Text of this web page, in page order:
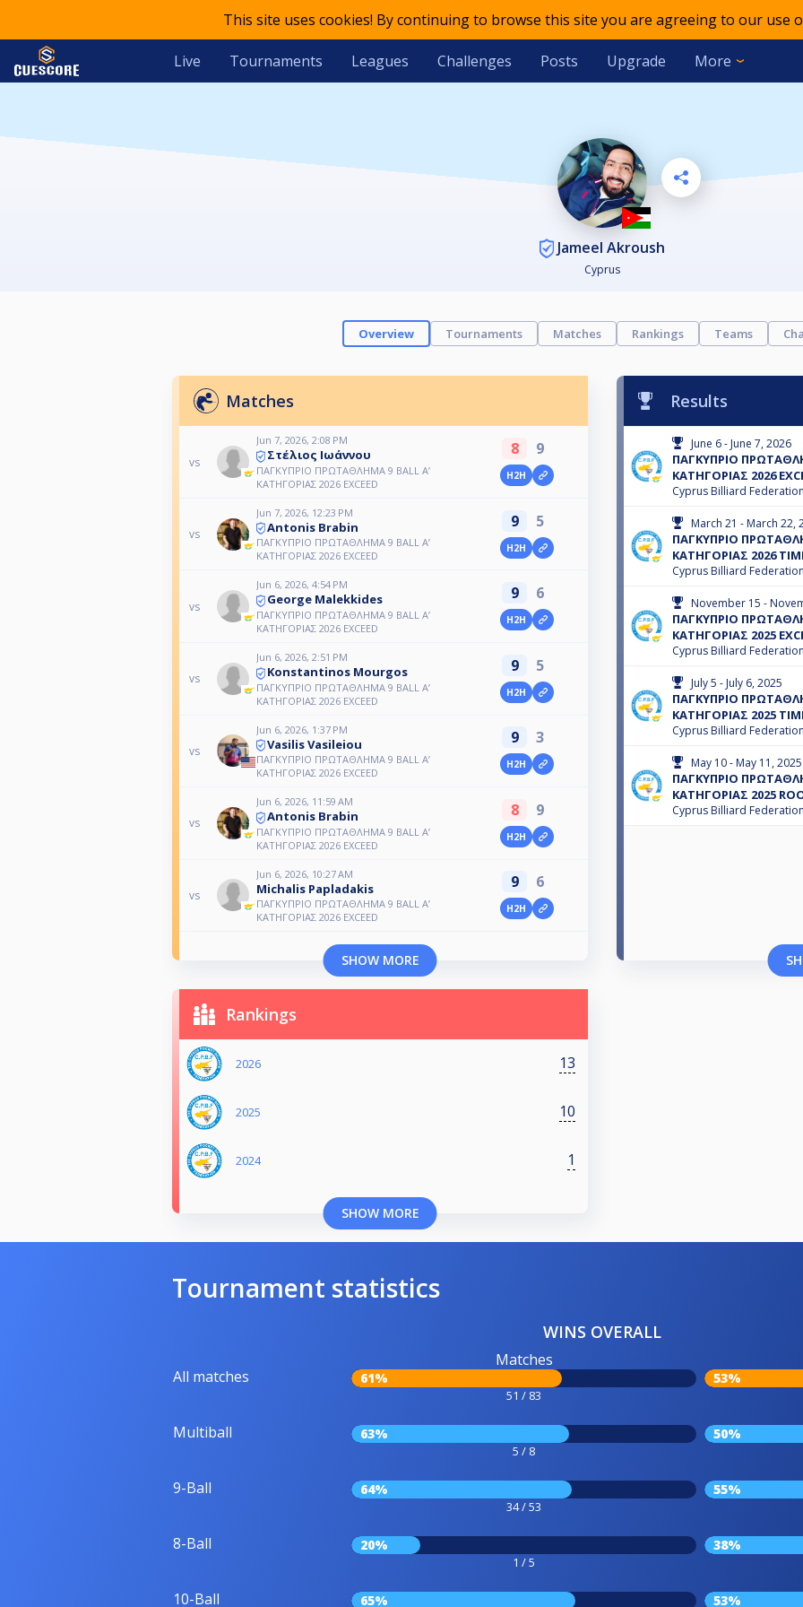
This site uses cookies! By continuing to browse this site you are agreeing to our use
Live Tournaments Leagues Challenges Posts Upgrade More
Jameel Akroush
Cyprus
Overview Tournaments Matches Rankings Teams
Matches
vs
Jun 7, 2026, 2:08 PM
Στέλιος Ιωάννου
ΠΑΓΚΥΠΡΙΟ ΠΡΩΤΑΘΛΗΜΑ 9 BALL A’
ΚΑΤΗΓΟΡΙΑΣ 2026 EXCEED
8 9
H2H
vs
Jun 7, 2026, 12:23 PM
Antonis Brabin
ΠΑΓΚΥΠΡΙΟ ΠΡΩΤΑΘΛΗΜΑ 9 BALL A’
ΚΑΤΗΓΟΡΙΑΣ 2026 EXCEED
9 5
H2H
vs
Jun 6, 2026, 4:54 PM
George Malekkides
ΠΑΓΚΥΠΡΙΟ ΠΡΩΤΑΘΛΗΜΑ 9 BALL A’
ΚΑΤΗΓΟΡΙΑΣ 2026 EXCEED
9 6
H2H
vs
Jun 6, 2026, 2:51 PM
Konstantinos Mourgos
ΠΑΓΚΥΠΡΙΟ ΠΡΩΤΑΘΛΗΜΑ 9 BALL A’
ΚΑΤΗΓΟΡΙΑΣ 2026 EXCEED
9 5
H2H
vs
Jun 6, 2026, 1:37 PM
Vasilis Vasileiou
ΠΑΓΚΥΠΡΙΟ ΠΡΩΤΑΘΛΗΜΑ 9 BALL A’
ΚΑΤΗΓΟΡΙΑΣ 2026 EXCEED
9 3
H2H
vs
Jun 6, 2026, 11:59 AM
Antonis Brabin
ΠΑΓΚΥΠΡΙΟ ΠΡΩΤΑΘΛΗΜΑ 9 BALL A’
ΚΑΤΗΓΟΡΙΑΣ 2026 EXCEED
8 9
H2H
vs
Jun 6, 2026, 10:27 AM
Michalis Papladakis
ΠΑΓΚΥΠΡΙΟ ΠΡΩΤΑΘΛΗΜΑ 9 BALL A’
ΚΑΤΗΓΟΡΙΑΣ 2026 EXCEED
9 6
H2H
SHOW MORE
Results
June 6 - June 7, 2026
ΠΑΓΚΥΠΡΙΟ
ΚΑΤΗΓΟΡΙΑΣ 2026
Cyprus Billiard Federation
March 21 - March 22,
ΠΑΓΚΥΠΡΙΟ
ΚΑΤΗΓΟΡΙΑΣ 2026
Cyprus Billiard Federation
November 15 -
ΠΑΓΚΥΠΡΙΟ
ΚΑΤΗΓΟΡΙΑΣ 2025
Cyprus Billiard Federation
July 5 - July 6, 2025
ΠΑΓΚΥΠΡΙΟ
ΚΑΤΗΓΟΡΙΑΣ 2025
Cyprus Billiard Federation
May 10 - May 11, 2025
ΠΑΓΚΥΠΡΙΟ
ΚΑΤΗΓΟΡΙΑΣ 2025
Cyprus Billiard Federation
Rankings
2026 13
2025 10
2024 1
SHOW MORE
Tournament statistics
WINS OVERALL
All matches
Matches
61%
51 / 83
53%
Multiball 63%
5 / 8
50%
9-Ball 64%
34 / 53
55%
8-Ball 20%
1 / 5
38%
10-Ball 65% 53%